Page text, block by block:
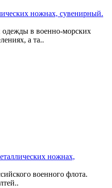
ножнах, сувенирный.
в военно-морских
а та..
ножнах,
военного флота.